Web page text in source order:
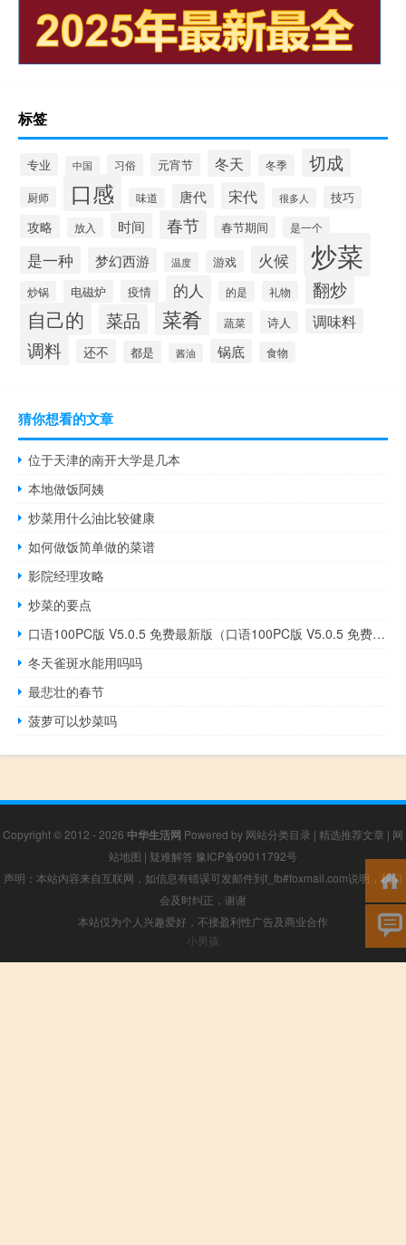
标签
专业 中国 习俗 元宵节 冬天 冬季 切成
厨师 口感 味道 唐代 宋代 很多人 技巧
攻略 放入 时间 春节 春节期间 是一个
是一种 梦幻西游 温度 游戏 火候 炒菜
炒锅 电磁炉 疫情 的人 的是 礼物 翻炒
自己的 菜品 菜肴 蔬菜 诗人 调味料
调料 还不 都是 酱油 锅底 食物
猜你想看的文章
位于天津的南开大学是几本
本地做饭阿姨
炒菜用什么油比较健康
如何做饭简单做的菜谱
影院经理攻略
炒菜的要点
口语100PC版 V5.0.5 免费最新版（口语100PC版 V5.0.5 免费最新版功能简介）
冬天雀斑水能用吗吗
最悲壮的春节
菠萝可以炒菜吗
Copyright © 2012 - 2026 中华生活网 Powered by 网站分类目录 | 精选推荐文章 | 网
站地图 | 疑难解答 豫ICP备09011792号
声明：本站内容来自互联网，如信息有错误可发邮件到f_fb#foxmail.com说明，我们
会及时纠正，谢谢
本站仅为个人兴趣爱好，不接盈利性广告及商业合作
小男孩